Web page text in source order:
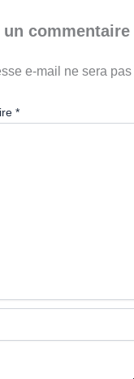
un commentaire
e-mail ne sera
*